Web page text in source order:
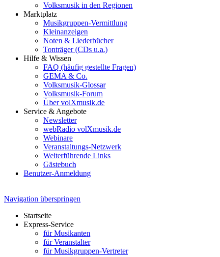
Volksmusik in den Regionen
Marktplatz
Musikgruppen-Vermittlung
Kleinanzeigen
Noten & Liederbücher
Tonträger (CDs u.a.)
Hilfe & Wissen
FAQ (häufig gestellte Fragen)
GEMA & Co.
Volksmusik-Glossar
Volksmusik-Forum
Über volXmusik.de
Service & Angebote
Newsletter
webRadio volXmusik.de
Webinare
Veranstaltungs-Netzwerk
Weiterführende Links
Gästebuch
Benutzer-Anmeldung
Navigation überspringen
Startseite
Express-Service
für Musikanten
für Veranstalter
für Musikgruppen-Vertreter